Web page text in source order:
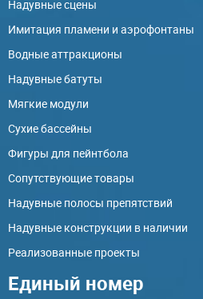
Надувные сцены
Имитация пламени и аэрофонтаны
Водные аттракционы
Надувные батуты
Мягкие модули
Сухие бассейны
Фигуры для пейнтбола
Сопутствующие товары
Надувные полосы препятствий
Надувные конструкции в наличии
Реализованные проекты
Единый номер